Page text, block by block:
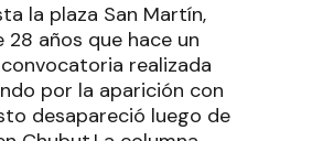
la plaza San Martín,
años que hace un
realizada
por la aparición con
desapareció luego de